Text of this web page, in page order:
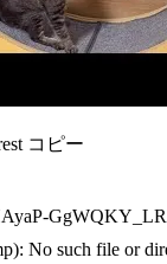
コピー
No such file or